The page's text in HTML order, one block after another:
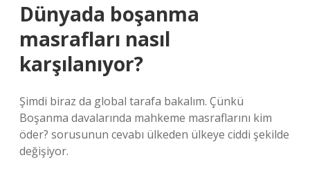
Dünyada boşanma
masrafları nasıl
karşılanıyor?
Şimdi biraz da global tarafa bakalım. Çünkü
Boşanma davalarında mahkeme masraflarını kim
öder? sorusunun cevabı ülkeden ülkeye ciddi şekilde
değişiyor.